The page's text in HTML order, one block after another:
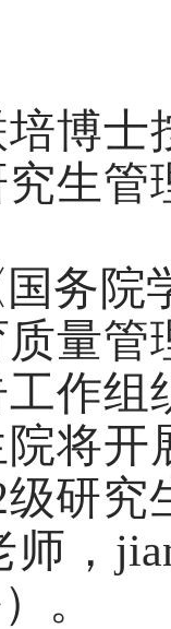
培博
生
国务院
量
作
将开
级研
，
。